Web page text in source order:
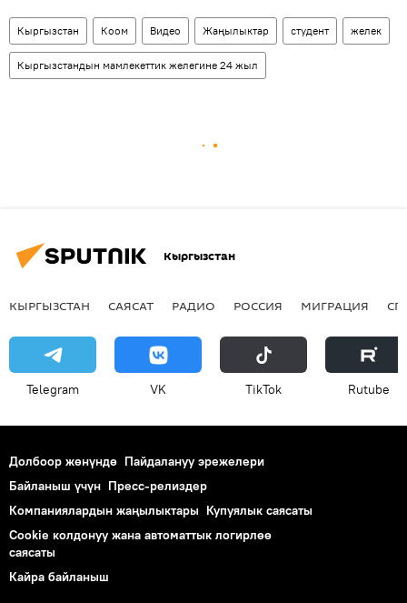
Кыргызстан Коом Видео Жаңылыктар студент желек
Кыргызстандын мамлекеттик желегине 24 жыл
Кыргызстан
КЫРГЫЗСТАН САЯСАТ РАДИО РОССИЯ МИГРАЦИЯ
Telegram VK ТikТоk Rutube
Долбоор жөнүндө Пайдалануу эрежелери
Байланыш үчүн Пресс-релиздер
Компаниялардын жаңылыктары Купуялык саясаты
Cookie колдонуу жана автоматтык логирлөө
саясаты
Кайра байланыш